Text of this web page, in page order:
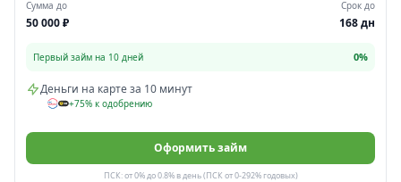
Сумма до
50 000 ₽
Срок до
168 дн
Первый займ на 10 дней 0%
Деньги на карте за 10 минут
+75% к одобрению
Оформить займ
ПСК: от 0% до 0.8% в день (ПСК от 0-292% годовых)